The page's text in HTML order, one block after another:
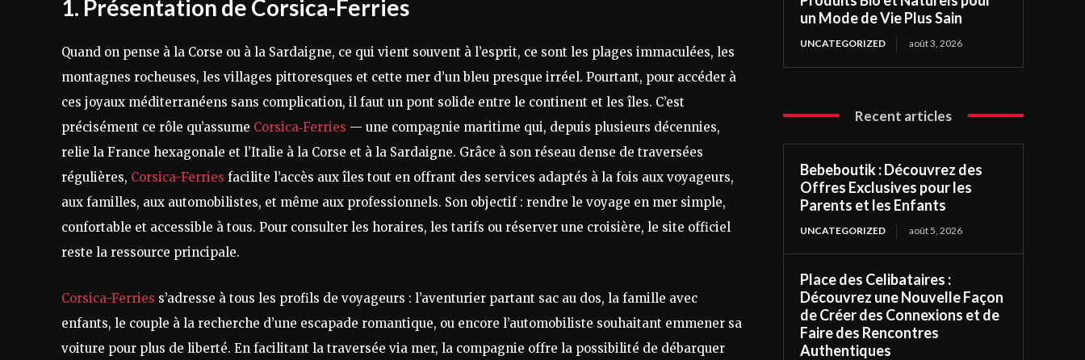
1. Présentation de Corsica-Ferries
Quand on pense à la Corse ou à la Sardaigne, ce qui vient souvent à l’esprit, ce sont les plages immaculées, les
montagnes rocheuses, les villages pittoresques et cette mer d’un bleu presque irréel. Pourtant, pour accéder à
ces joyaux méditerranéens sans complication, il faut un pont solide entre le continent et les îles. C’est
précisément ce rôle qu’assume Corsica‑Ferries — une compagnie maritime qui, depuis plusieurs décennies,
relie la France hexagonale et l’Italie à la Corse et à la Sardaigne. Grâce à son réseau dense de traversées
régulières, Corsica-Ferries facilite l’accès aux îles tout en offrant des services adaptés à la fois aux voyageurs,
aux familles, aux automobilistes, et même aux professionnels. Son objectif : rendre le voyage en mer simple,
confortable et accessible à tous. Pour consulter les horaires, les tarifs ou réserver une croisière, le site officiel
reste la ressource principale.
Corsica-Ferries s’adresse à tous les profils de voyageurs : l’aventurier partant sac au dos, la famille avec
enfants, le couple à la recherche d’une escapade romantique, ou encore l’automobiliste souhaitant emmener sa
voiture pour plus de liberté. En facilitant la traversée via mer, la compagnie offre la possibilité de débarquer
un Mode de Vie Plus Sain
UNCATEGORIZED août 3, 2026
Recent articles
Bebeboutik : Découvrez des
Offres Exclusives pour les
Parents et les Enfants
UNCATEGORIZED août 5, 2026
Place des Celibataires :
Découvrez une Nouvelle Façon
de Créer des Connexions et de
Faire des Rencontres
Authentiques